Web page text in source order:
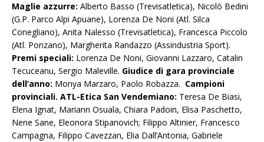
Maglie azzurre: Alberto Basso (Trevisatletica), Nicolò Bedini
(G.P. Parco Alpi Apuane), Lorenza De Noni (Atl. Silca
Conegliano), Anita Nalesso (Trevisatletica), Francesca Piccolo
(Atl. Ponzano), Margherita Randazzo (Assindustria Sport).
Premi speciali: Lorenza De Noni, Giovanni Lazzaro, Catalin
Tecuceanu, Sergio Maleville. Giudice di gara provinciale
dell’anno: Monya Marzaro, Paolo Robazza. Campioni
provinciali. ATL-Etica San Vendemiano: Teresa De Biasi,
Elena Ignat, Mariann Osuala, Chiara Padoin, Elisa Paschetto,
Nene Sane, Eleonora Stipanovich; Filippo Altinier, Francesco
Campagna, Filippo Cavezzan, Elia Dall’Antonia, Gabriele